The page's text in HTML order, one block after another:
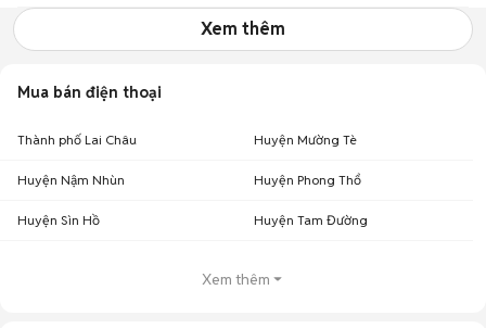
Xem thêm
Mua bán điện thoại
Thành phố Lai Châu Huyện Mường Tè
Huyện Nậm Nhùn Huyện Phong Thổ
Huyện Sìn Hồ Huyện Tam Đường
Xem thêm